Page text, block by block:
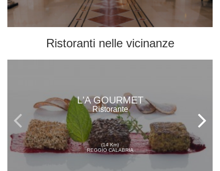
Ristoranti nelle vicinanze
L'A GOURMET
Ristorante
(14 Km)
REGGIO CALABRIA